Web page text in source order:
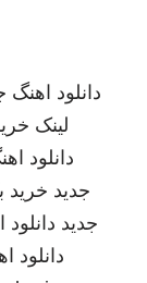
دانلود اهنگ
لینک
دانلود
جدید خرید
جدید دانلود
دانلود